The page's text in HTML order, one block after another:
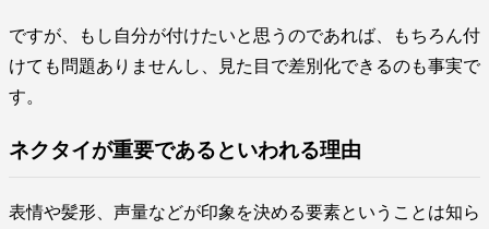
ですが、もし自分が付けたいと思うのであれば、もちろん付
けても問題ありませんし、見た目で差別化できるのも事実で
す。
ネクタイが重要であるといわれる理由
表情や髪形、声量などが印象を決める要素ということは知ら